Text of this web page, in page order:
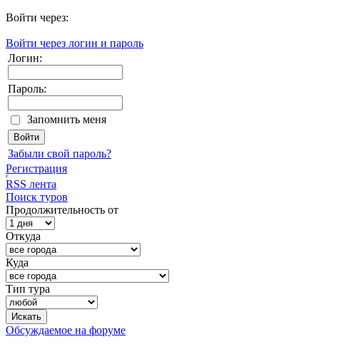
Войти через:
Войти через логин и пароль
Логин:
Пароль:
Запомнить меня
Забыли свой пароль?
Регистрация
RSS лента
Поиск туров
Продолжительность от
Откуда
Куда
Тип тура
Обсуждаемое на форуме